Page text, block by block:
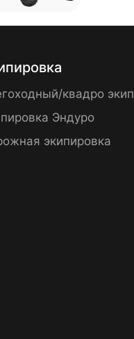
квадро экип
Эндуро
экипировка